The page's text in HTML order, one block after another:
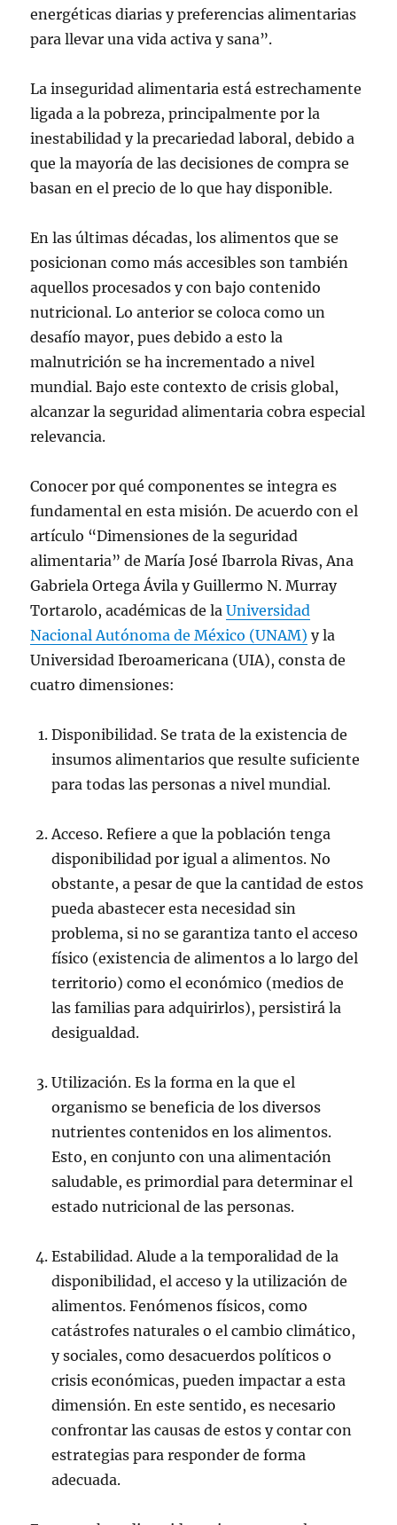
energéticas diarias y preferencias alimentarias
para llevar una vida activa y sana”.
La inseguridad alimentaria está estrechamente
ligada a la pobreza, principalmente por la
inestabilidad y la precariedad laboral, debido a
que la mayoría de las decisiones de compra se
basan en el precio de lo que hay disponible.
En las últimas décadas, los alimentos que se
posicionan como más accesibles son también
aquellos procesados y con bajo contenido
nutricional. Lo anterior se coloca como un
desafío mayor, pues debido a esto la
malnutrición se ha incrementado a nivel
mundial. Bajo este contexto de crisis global,
alcanzar la seguridad alimentaria cobra especial
relevancia.
Conocer por qué componentes se integra es
fundamental en esta misión. De acuerdo con el
artículo “Dimensiones de la seguridad
alimentaria” de María José Ibarrola Rivas, Ana
Gabriela Ortega Ávila y Guillermo N. Murray
Tortarolo, académicas de laUniversidad
Nacional Autónoma de México (UNAM) y la
Universidad Iberoamericana (UIA), consta de
cuatro dimensiones:
Disponibilidad. Se trata de la existencia de
insumos alimentarios que resulte suficiente
para todas las personas a nivel mundial.
Acceso. Refiere a que la población tenga
disponibilidad por igual a alimentos. No
obstante, a pesar de que la cantidad de estos
pueda abastecer esta necesidad sin
problema, si no se garantiza tanto el acceso
físico (existencia de alimentos a lo largo del
territorio) como el económico (medios de
las familias para adquirirlos), persistirá la
desigualdad.
Utilización. Es la forma en la que el
organismo se beneficia de los diversos
nutrientes contenidos en los alimentos.
Esto, en conjunto con una alimentación
saludable, es primordial para determinar el
estado nutricional de las personas.
Estabilidad. Alude a la temporalidad de la
disponibilidad, el acceso y la utilización de
alimentos. Fenómenos físicos, como
catástrofes naturales o el cambio climático,
y sociales, como desacuerdos políticos o
crisis económicas, pueden impactar a esta
dimensión. En este sentido, es necesario
confrontar las causas de estos y contar con
estrategias para responder de forma
adecuada.